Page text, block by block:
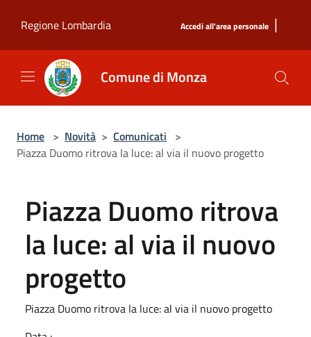
Regione Lombardia
Accedi all'area personale |
Comune di Monza
Home > Novità > Comunicati >
Piazza Duomo ritrova la luce: al via il nuovo progetto
Piazza Duomo ritrova
la luce: al via il nuovo
progetto
Piazza Duomo ritrova la luce: al via il nuovo progetto